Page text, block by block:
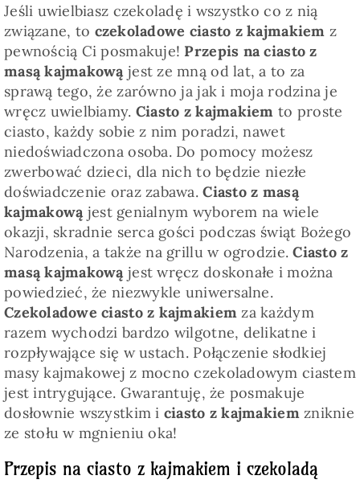
Jeśli uwielbiasz czekoladę i wszystko co z nią
związane, to czekoladowe ciasto z kajmakiem z
pewnością Ci posmakuje! Przepis na ciasto z
masą kajmakową jest ze mną od lat, a to za
sprawą tego, że zarówno ja jak i moja rodzina je
wręcz uwielbiamy. Ciasto z kajmakiem to proste
ciasto, każdy sobie z nim poradzi, nawet
niedoświadczona osoba. Do pomocy możesz
zwerbować dzieci, dla nich to będzie niezłe
doświadczenie oraz zabawa.Ciasto z masą
kajmakową jest genialnym wyborem na wiele
okazji, skradnie serca gości podczas świąt Bożego
Narodzenia, a także na grillu w ogrodzie.Ciasto z
masą kajmakową jest wręcz doskonałe i można
powiedzieć, że niezwykle uniwersalne.
Czekoladowe ciasto z kajmakiem za każdym
razem wychodzi bardzo wilgotne, delikatne i
rozpływające się w ustach. Połączenie słodkiej
masy kajmakowej z mocno czekoladowym ciastem
jest intrygujące. Gwarantuję, że posmakuje
dosłownie wszystkim i ciasto z kajmakiem zniknie
ze stołu w mgnieniu oka!
Przepis na ciasto z kajmakiem i czekoladą